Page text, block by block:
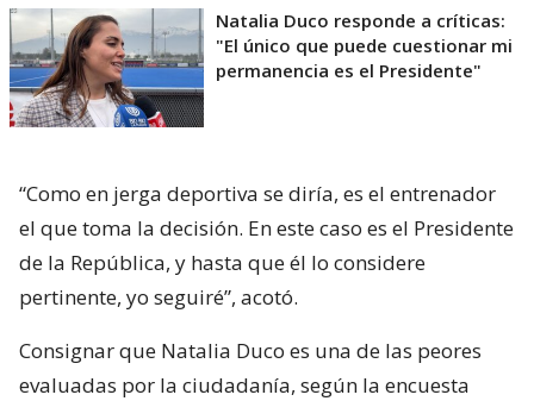
Natalia Duco responde a críticas:
"El único que puede cuestionar mi
permanencia es el Presidente"
“Como en jerga deportiva se diría, es el entrenador
el que toma la decisión. En este caso es el Presidente
de la República, y hasta que él lo considere
pertinente, yo seguiré”, acotó.
Consignar que Natalia Duco es una de las peores
evaluadas por la ciudadanía, según la encuesta